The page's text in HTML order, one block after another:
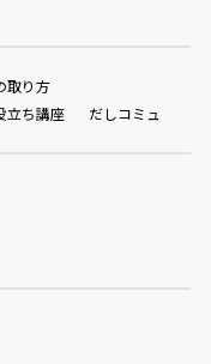
取り方
立ち講座 だしコミュ